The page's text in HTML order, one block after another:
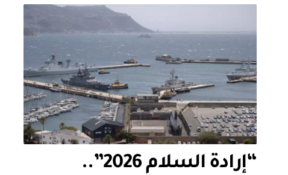
“إرادة السلام 2026”..